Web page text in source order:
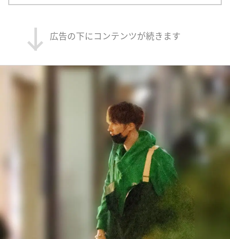
広告の下にコンテンツが続きます